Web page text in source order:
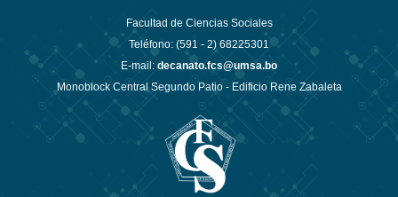
Facultad de Ciencias Sociales
Teléfono: (591 - 2) 68225301
E-mail: decanato.fcs@umsa.bo
Monoblock Central Segundo Patio - Edificio Rene Zabaleta